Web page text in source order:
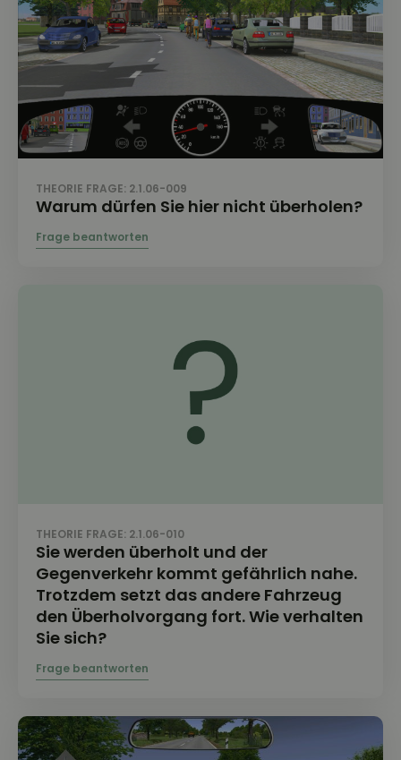
THEORIE FRAGE: 2.1.06-009
Warum dürfen Sie hier nicht überholen?
THEORIE FRAGE: 2.1.06-010
Sie werden überholt und der
Gegenverkehr kommt gefährlich nahe.
Trotzdem setzt das andere Fahrzeug
den Überholvorgang fort. Wie verhalten
Sie sich?